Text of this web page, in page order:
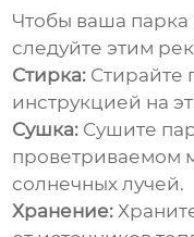
Чтобы ваша парка
следуйте этим
Стирка: Стирайте
инструкцией на
Сушка: Сушите
проветриваемом
солнечных лучей.
Хранение: